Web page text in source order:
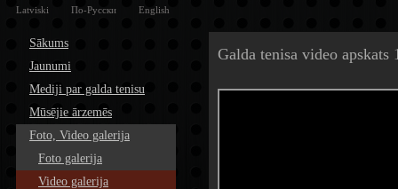
Latviski По-Русски English
Sākums
Jaunumi
Mediji par galda tenisu
Mūsējie ārzemēs
Foto, Video galerija
Foto galerija
Video galerija
Galda tenisa video apskats